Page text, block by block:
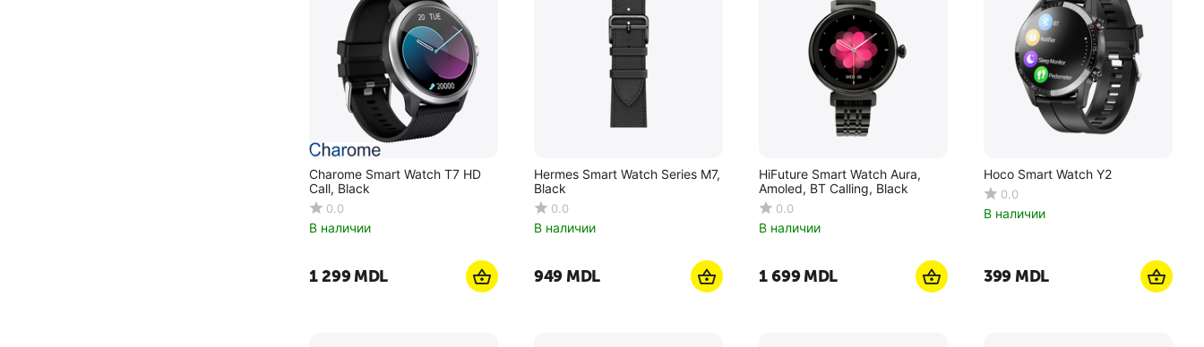
Charome Smart Watch T7 HD
Call, Black
0.0
В наличии
1 299MDL
Hermes Smart Watch Series M7,
Black
0.0
В наличии
‍949‍MDL
HiFuture Smart Watch Aura,
Amoled, BT Calling, Black
0.0
В наличии
1 699MDL
Hoco Smart Watch Y2
0.0
В наличии
‍399‍MDL